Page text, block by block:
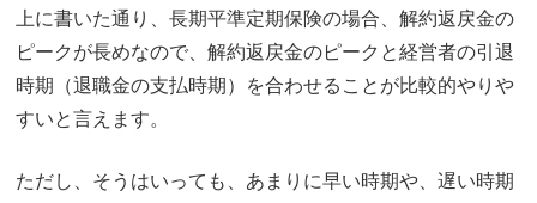
上に書いた通り、長期平準定期保険の場合、解約返戻金の
ピークが長めなので、解約返戻金のピークと経営者の引退
時期（退職金の支払時期）を合わせることが比較的やりや
すいと言えます。
ただし、そうはいっても、あまりに早い時期や、遅い時期